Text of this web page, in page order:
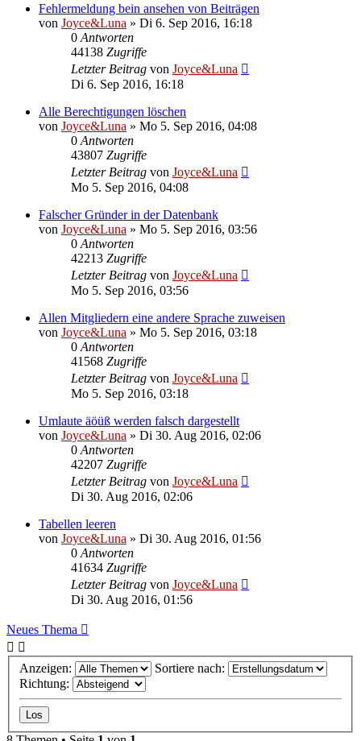
Fehlermeldung bein ansehen von Beiträgen
von Joyce&Luna » Di 6. Sep 2016, 16:18
0 Antworten
44138 Zugriffe
Letzter Beitrag von Joyce&Luna
Di 6. Sep 2016, 16:18
Alle Berechtigungen löschen
von Joyce&Luna » Mo 5. Sep 2016, 04:08
0 Antworten
43807 Zugriffe
Letzter Beitrag von Joyce&Luna
Mo 5. Sep 2016, 04:08
Falscher Gründer in der Datenbank
von Joyce&Luna » Mo 5. Sep 2016, 03:56
0 Antworten
42213 Zugriffe
Letzter Beitrag von Joyce&Luna
Mo 5. Sep 2016, 03:56
Allen Mitgliedern eine andere Sprache zuweisen
von Joyce&Luna » Mo 5. Sep 2016, 03:18
0 Antworten
41568 Zugriffe
Letzter Beitrag von Joyce&Luna
Mo 5. Sep 2016, 03:18
Umlaute äöüß werden falsch dargestellt
von Joyce&Luna » Di 30. Aug 2016, 02:06
0 Antworten
42207 Zugriffe
Letzter Beitrag von Joyce&Luna
Di 30. Aug 2016, 02:06
Tabellen leeren
von Joyce&Luna » Di 30. Aug 2016, 01:56
0 Antworten
41634 Zugriffe
Letzter Beitrag von Joyce&Luna
Di 30. Aug 2016, 01:56
Neues Thema
Anzeigen:
Sortiere nach:
Richtung: